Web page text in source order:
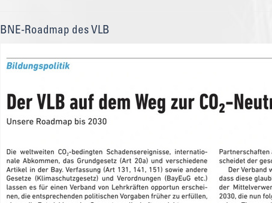
BNE-Roadmap des VLB